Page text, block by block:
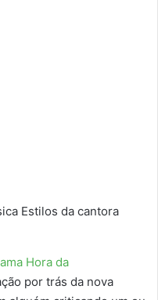
Estilos da cantora
Hora da
por trás da nova